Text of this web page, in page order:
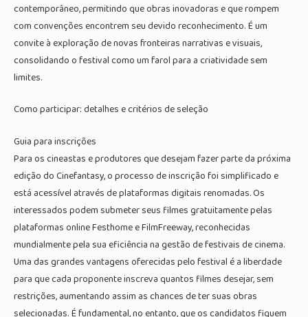
contemporâneo, permitindo que obras inovadoras e que rompem
com convenções encontrem seu devido reconhecimento. É um
convite à exploração de novas fronteiras narrativas e visuais,
consolidando o festival como um farol para a criatividade sem
limites.
Como participar: detalhes e critérios de seleção
Guia para inscrições
Para os cineastas e produtores que desejam fazer parte da próxima
edição do Cinefantasy, o processo de inscrição foi simplificado e
está acessível através de plataformas digitais renomadas. Os
interessados podem submeter seus filmes gratuitamente pelas
plataformas online Festhome e FilmFreeway, reconhecidas
mundialmente pela sua eficiência na gestão de festivais de cinema.
Uma das grandes vantagens oferecidas pelo festival é a liberdade
para que cada proponente inscreva quantos filmes desejar, sem
restrições, aumentando assim as chances de ter suas obras
selecionadas. É fundamental, no entanto, que os candidatos fiquem